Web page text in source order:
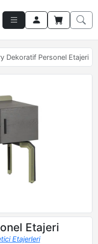
Dekoratif Personel Etajeri
Etajeri
Etajerleri